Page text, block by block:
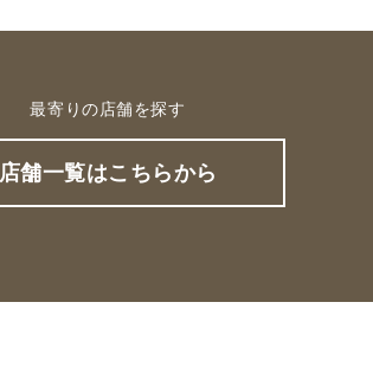
最寄りの店舗を探す
店舗一覧はこちらから